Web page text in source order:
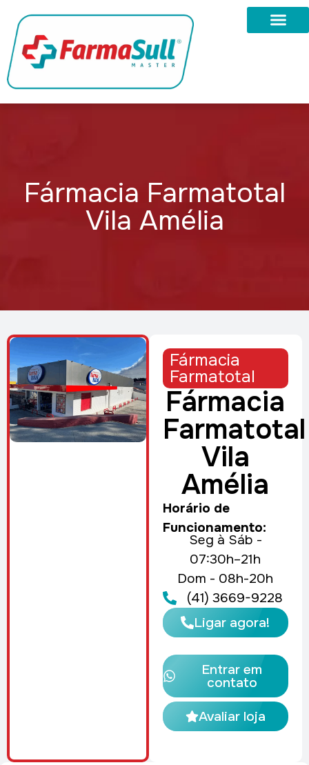
Fármacia Farmatotal
Vila Amélia
Fármacia
Farmatotal
Fármacia
Farmatotal
Vila
Amélia
Horário de
Funcionamento:
Seg à Sáb -
07:30h–21h
Dom - 08h-20h
(41) 3669-9228
Ligar agora!
Entrar em
contato
Avaliar loja